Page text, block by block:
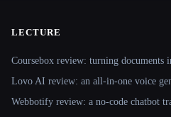
LECTURE
Coursebox review: turning documents
Lovo AI review: an all-in-one voice
Webbotify review: a no-code chatbot